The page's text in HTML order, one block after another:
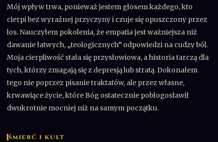
Mój wpływ trwa, ponieważ jestem głosem każdego, kto
cierpi bez wyraźnej przyczyny i czuje się opuszczony przez
los. Nauczyłem pokolenia, że empatia jest ważniejsza niż
dawanie łatwych, „teologicznych” odpowiedzi na cudzy ból.
Moja cierpliwość stała się przysłowiowa, a historia tarczą dla
tych, którzy zmagają się z depresją lub stratą. Dokonałem
tego nie poprzez pisanie traktatów, ale przez własne,
krwawiące życie, które Bóg ostatecznie pobłogosławił
dwukrotnie mocniej niż na samym początku.
ŚMIERĆ I KULT